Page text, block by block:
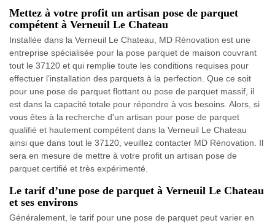
Mettez à votre profit un artisan pose de parquet
compétent à Verneuil Le Chateau
Installée dans la Verneuil Le Chateau, MD Rénovation est une
entreprise spécialisée pour la pose parquet de maison couvrant
tout le 37120 et qui remplie toute les conditions requises pour
effectuer l’installation des parquets à la perfection. Que ce soit
pour une pose de parquet flottant ou pose de parquet massif, il
est dans la capacité totale pour répondre à vos besoins. Alors, si
vous êtes à la recherche d'un artisan pour pose de parquet
qualifié et hautement compétent dans la Verneuil Le Chateau
ainsi que dans tout le 37120, veuillez contacter MD Rénovation. Il
sera en mesure de mettre à votre profit un artisan pose de
parquet certifié et très expérimenté.
Le tarif d’une pose de parquet à Verneuil Le Chateau
et ses environs
Généralement, le tarif pour une pose de parquet peut varier en